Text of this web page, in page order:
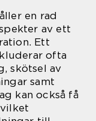
en rad
av ett
Ett
ofta
skötsel av
samt
kan också få